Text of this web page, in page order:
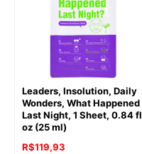
Leaders, Insolution, Daily
Wonders, What Happened
Last Night, 1 Sheet, 0.84 fl
oz (25 ml)
R$119,93